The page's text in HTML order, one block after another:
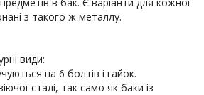
з такого ж металлу.
на 6 болтів і гайок.
сталі, так само як баки із